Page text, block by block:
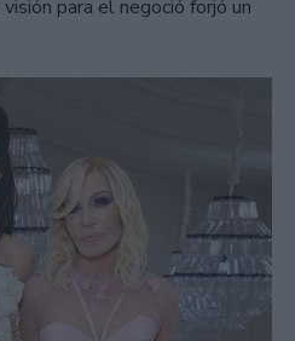
para el negoció forjó un